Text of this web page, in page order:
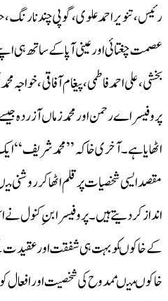
رئیس، تنویر احمد علوی، گوپی چند
عصمت چغتائی اور عینی آپا کے ساتھ ہی
بخشی، علی احمد فاطمی، پیغام آفاقی، خواجہ
پروفیسر اے رحمن اور محمد زماں آزردہ
اٹھایا ہے۔آخری خاکہ ’’محمد شریف‘‘
مقصدایسی شخصیات پر قلم اٹھا کر روشنی
اندازکر دیتے ہیں۔ پروفیسر ابنِ کنول
کے خاکوںکو بہت ہی شفقت اور عقیدت
خاکوںمیںممدوح کی شخصیت اور افعال